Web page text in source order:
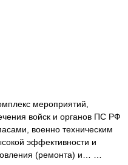
мероприятий,
войск и органов ПС РФ
военно техническим
эффективности и
(ремонта) и… …